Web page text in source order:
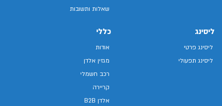
שאלות ותשובות
ליסינג
ליסינג פרטי
ליסינג תפעולי
כללי
אודות
מגזין אלדן
רכב חשמלי
קריירה
אלדן B2B